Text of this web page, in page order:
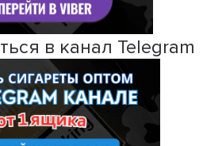
в канал Telegram